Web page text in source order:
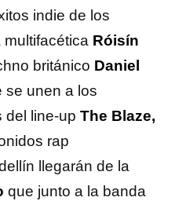
indie de los
Róisín
británico Daniel
se unen a los
del line-up The Blaze,
rap
llegarán de la
que junto a la banda